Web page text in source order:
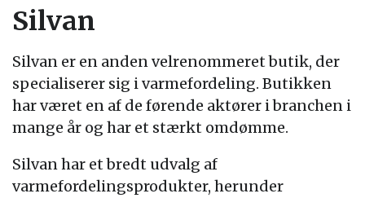
Silvan
Silvan er en anden velrenommeret butik, der
specialiserer sig i varmefordeling. Butikken
har været en af de førende aktører i branchen i
mange år og har et stærkt omdømme.
Silvan har et bredt udvalg af
varmefordelingsprodukter, herunder